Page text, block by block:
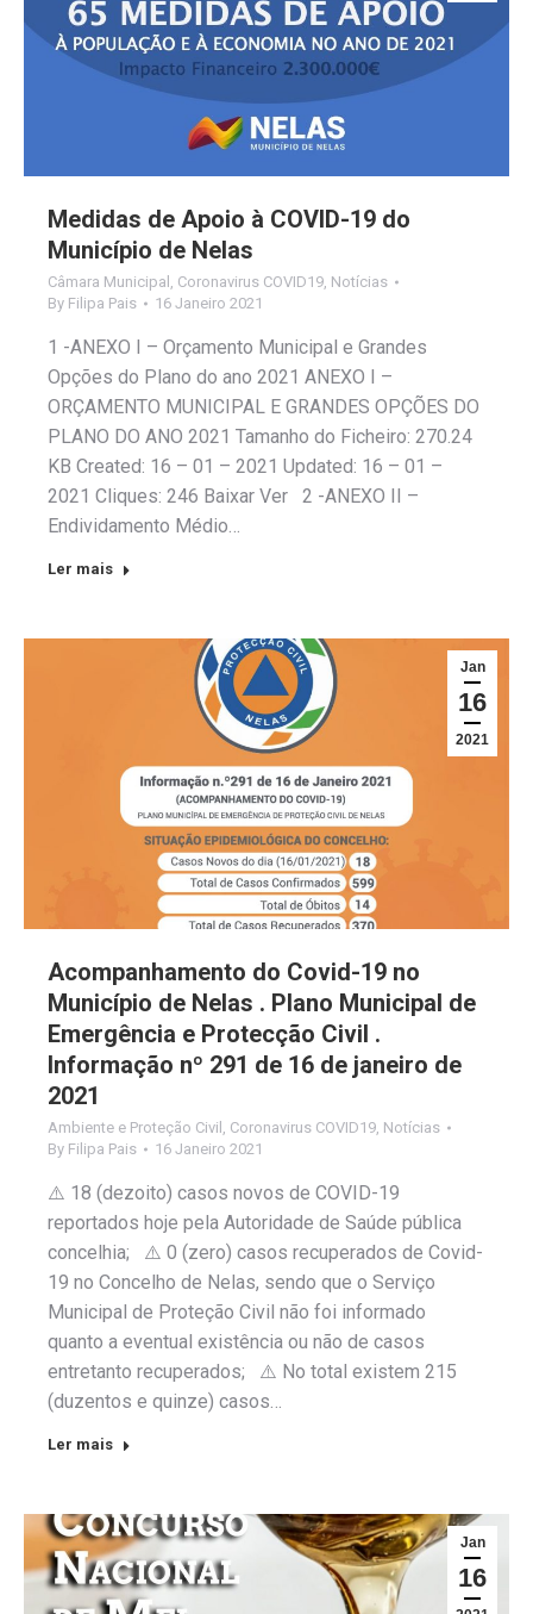
Medidas de Apoio à COVID-19 do
Município de Nelas
Câmara Municipal Coronavirus COVID19 Notícias
By Filipa Pais 16 Janeiro 2021
1 -ANEXO I – Orçamento Municipal e Grandes
Opções do Plano do ano 2021 ANEXO I –
ORÇAMENTO MUNICIPAL E GRANDES OPÇÕES DO
PLANO DO ANO 2021 Tamanho do Ficheiro: 270.24
KB Created: 16 – 01 – 2021 Updated: 16 – 01 –
2021 Cliques: 246 Baixar Ver 2 -ANEXO II –
Endividamento Médio…
Ler mais
Jan
16
2021
Acompanhamento do Covid-19 no
Município de Nelas . Plano Municipal de
Emergência e Protecção Civil .
Informação nº 291 de 16 de janeiro de
2021
Ambiente e Proteção Civil , Coronavirus COVID19, Notícias
By Filipa Pais 16 Janeiro 2021
⚠️ 18 (dezoito) casos novos de COVID-19
reportados hoje pela Autoridade de Saúde pública
concelhia; ⚠️ 0 (zero) casos recuperados de Covid-
19 no Concelho de Nelas, sendo que o Serviço
Municipal de Proteção Civil não foi informado
quanto a eventual existência ou não de casos
entretanto recuperados; ⚠️ No total existem 215
(duzentos e quinze) casos…
Ler mais
Jan
16